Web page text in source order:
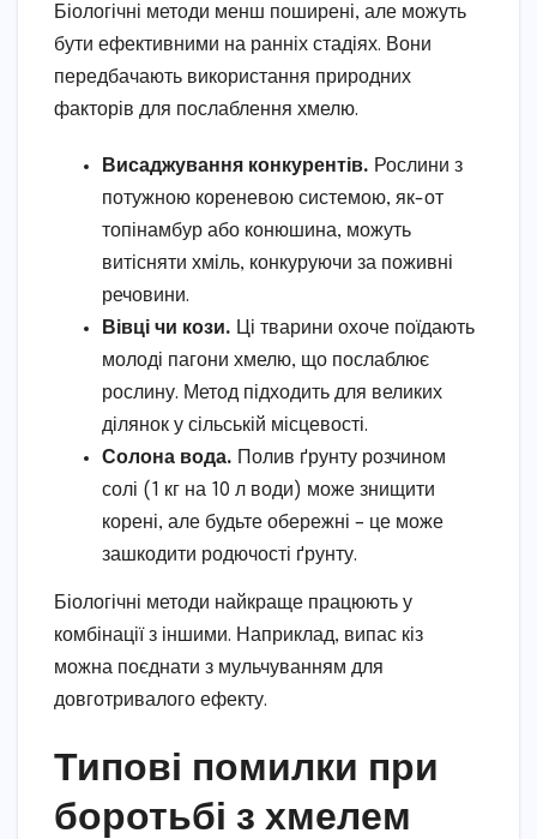
Біологічні методи менш поширені, але можуть
бути ефективними на ранніх стадіях. Вони
передбачають використання природних
факторів для послаблення хмелю.
Висаджування конкурентів. Рослини з
потужною кореневою системою, як-от
топінамбур або конюшина, можуть
витісняти хміль, конкуруючи за поживні
речовини.
Вівці чи кози. Ці тварини охоче поїдають
молоді пагони хмелю, що послаблює
рослину. Метод підходить для великих
ділянок у сільській місцевості.
Солона вода. Полив ґрунту розчином
солі (1 кг на 10 л води) може знищити
корені, але будьте обережні – це може
зашкодити родючості ґрунту.
Біологічні методи найкраще працюють у
комбінації з іншими. Наприклад, випас кіз
можна поєднати з мульчуванням для
довготривалого ефекту.
Типові помилки при
боротьбі з хмелем